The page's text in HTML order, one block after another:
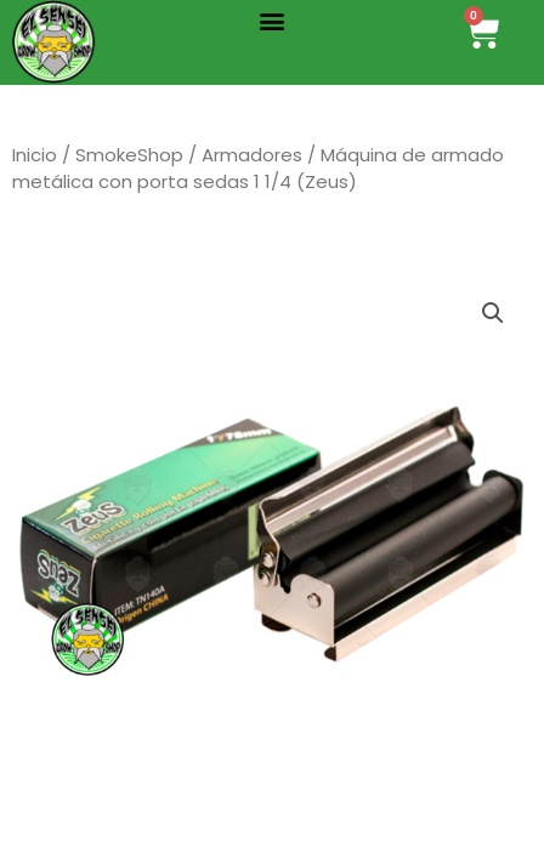
al
contenido
Menu 0
Cart
Inicio / SmokeShop / Armadores / Máquina de armado
metálica con porta sedas 1 1/4 (Zeus)